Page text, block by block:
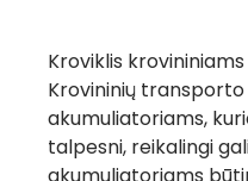
Kroviklis
Krovininių
akumuliatoriams,
talpesni, reikalingi